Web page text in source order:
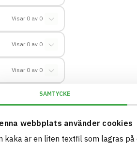
SAMTYCKE
webbplats använder cookies
kaka är en liten textfil som lagras
Visar 0 av 0
Visar 0 av 0
Visar 0 av 0
0
0